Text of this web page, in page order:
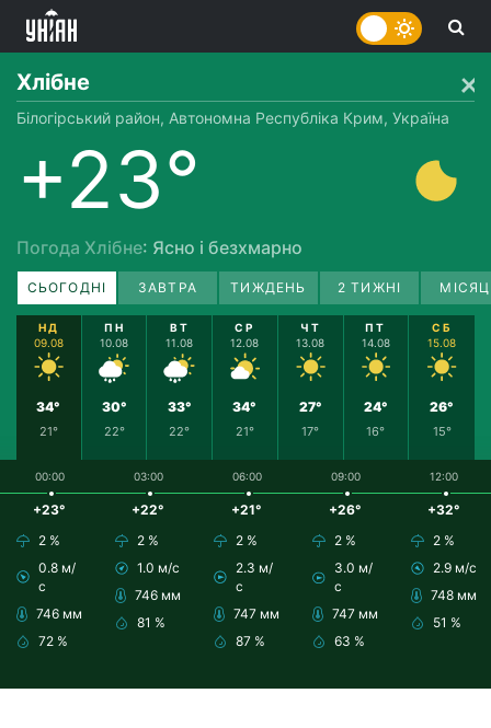
Хлібне
Білогірський район, Автономна Республіка Крим, Україна
+23°
Погода Хлібне: Ясно і безхмарно
СЬОГОДНІ ЗАВТРА ТИЖДЕНЬ 2 ТИЖНІ
НД
09.08
34°
21°
ПН
10.08
30°
22°
ВТ
11.08
33°
22°
СР
12.08
34°
21°
ЧТ
13.08
27°
17°
ПТ
14.08
24°
16°
СБ
15.08
26°
15°
00:00
+23°
2 %
0.8 м/
с
746 мм
72 %
03:00
+22°
2 %
1.0 м/с
746 мм
81 %
06:00
+21°
2 %
2.3 м/
с
747 мм
87 %
09:00
+26°
2 %
3.0 м/
с
747 мм
63 %
12:00
+32°
2 %
2.9 м/с
748 мм
51 %